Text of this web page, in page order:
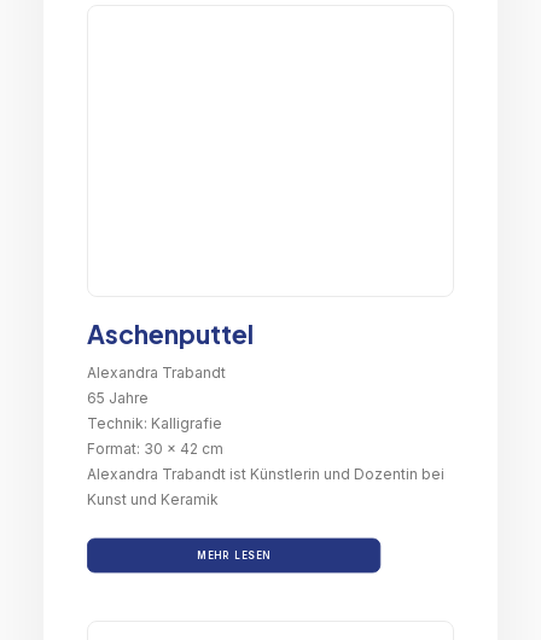
Aschenputtel
Alexandra Trabandt
65 Jahre
Technik: Kalligrafie
Format: 30 x 42 cm
Alexandra Trabandt ist Künstlerin und Dozentin bei
Kunst und Keramik
MEHR LESEN